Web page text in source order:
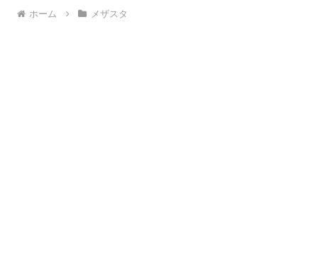
ホーム メザスタ